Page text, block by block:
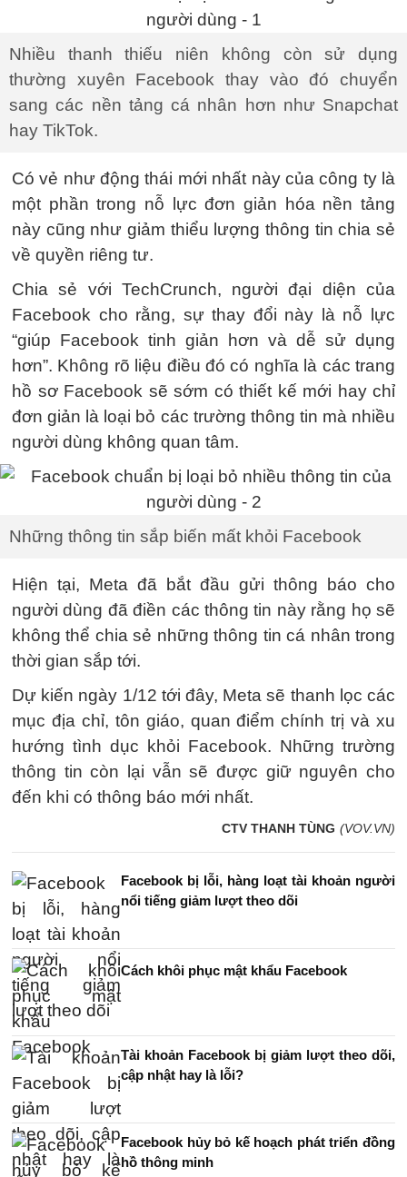
Nhiều thanh thiếu niên không còn sử dụng
thường xuyên Facebook thay vào đó chuyển
sang các nền tảng cá nhân hơn như Snapchat
hay TikTok.
Có vẻ như động thái mới nhất này của công ty là
một phần trong nỗ lực đơn giản hóa nền tảng
này cũng như giảm thiểu lượng thông tin chia sẻ
về quyền riêng tư.
Chia sẻ với TechCrunch, người đại diện của
Facebook cho rằng, sự thay đổi này là nỗ lực
“giúp Facebook tinh giản hơn và dễ sử dụng
hơn”. Không rõ liệu điều đó có nghĩa là các trang
hồ sơ Facebook sẽ sớm có thiết kế mới hay chỉ
đơn giản là loại bỏ các trường thông tin mà nhiều
người dùng không quan tâm.
Những thông tin sắp biến mất khỏi Facebook
Hiện tại, Meta đã bắt đầu gửi thông báo cho
người dùng đã điền các thông tin này rằng họ sẽ
không thể chia sẻ những thông tin cá nhân trong
thời gian sắp tới.
Dự kiến ngày 1/12 tới đây, Meta sẽ thanh lọc các
mục địa chỉ, tôn giáo, quan điểm chính trị và xu
hướng tình dục khỏi Facebook. Những trường
thông tin còn lại vẫn sẽ được giữ nguyên cho
đến khi có thông báo mới nhất.
CTV THANH TÙNG (VOV.VN)
Facebook bị lỗi, hàng loạt tài khoản người
nổi tiếng giảm lượt theo dõi
Cách khôi phục mật khẩu Facebook
Tài khoản Facebook bị giảm lượt theo dõi,
cập nhật hay là lỗi?
Facebook hủy bỏ kế hoạch phát triển đồng
hồ thông minh